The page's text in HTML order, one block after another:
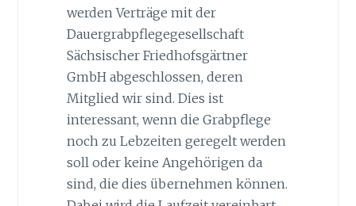
werden Verträge mit der
Dauergrabpflegegesellschaft
Sächsischer Friedhofsgärtner
GmbH abgeschlossen, deren
Mitglied wir sind. Dies ist
interessant, wenn die Grabpflege
noch zu Lebzeiten geregelt werden
soll oder keine Angehörigen da
sind, die dies übernehmen können.